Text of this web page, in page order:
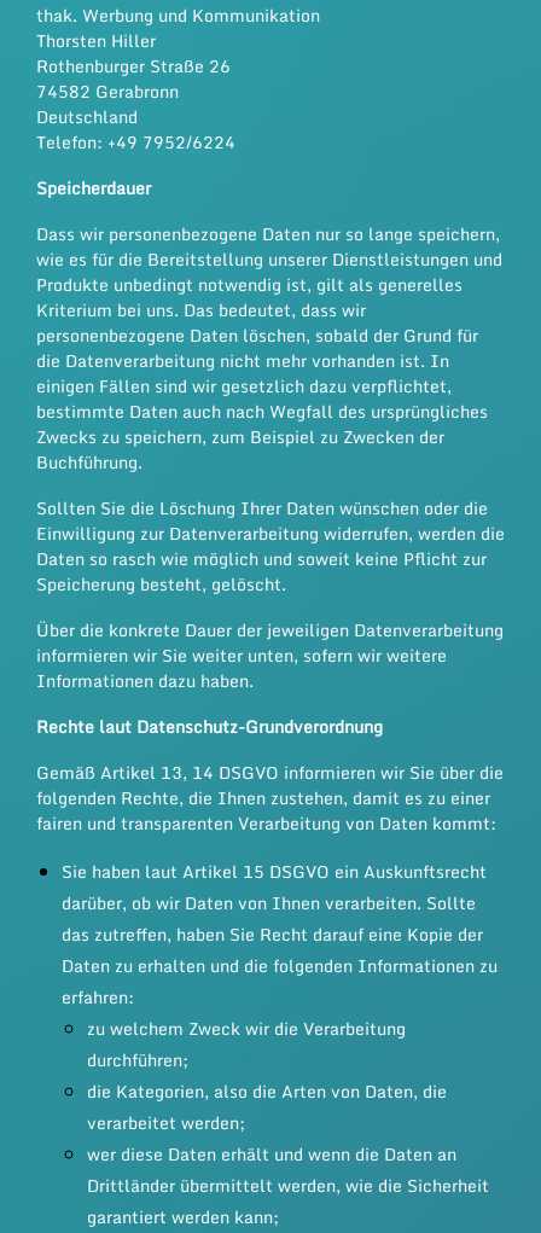
thak. Werbung und Kommunikation
Thorsten Hiller
Rothenburger Straße 26
74582 Gerabronn
Deutschland
Telefon: +49 7952/6224
Speicherdauer
Dass wir personenbezogene Daten nur so lange speichern,
wie es für die Bereitstellung unserer Dienstleistungen und
Produkte unbedingt notwendig ist, gilt als generelles
Kriterium bei uns. Das bedeutet, dass wir
personenbezogene Daten löschen, sobald der Grund für
die Datenverarbeitung nicht mehr vorhanden ist. In
einigen Fällen sind wir gesetzlich dazu verpflichtet,
bestimmte Daten auch nach Wegfall des ursprüngliches
Zwecks zu speichern, zum Beispiel zu Zwecken der
Buchführung.
Sollten Sie die Löschung Ihrer Daten wünschen oder die
Einwilligung zur Datenverarbeitung widerrufen, werden die
Daten so rasch wie möglich und soweit keine Pflicht zur
Speicherung besteht, gelöscht.
Über die konkrete Dauer der jeweiligen Datenverarbeitung
informieren wir Sie weiter unten, sofern wir weitere
Informationen dazu haben.
Rechte laut Datenschutz-Grundverordnung
Gemäß Artikel 13, 14 DSGVO informieren wir Sie über die
folgenden Rechte, die Ihnen zustehen, damit es zu einer
fairen und transparenten Verarbeitung von Daten kommt:
Sie haben laut Artikel 15 DSGVO ein Auskunftsrecht
darüber, ob wir Daten von Ihnen verarbeiten. Sollte
das zutreffen, haben Sie Recht darauf eine Kopie der
Daten zu erhalten und die folgenden Informationen zu
erfahren:
zu welchem Zweck wir die Verarbeitung
durchführen;
die Kategorien, also die Arten von Daten, die
verarbeitet werden;
wer diese Daten erhält und wenn die Daten an
Drittländer übermittelt werden, wie die Sicherheit
garantiert werden kann;